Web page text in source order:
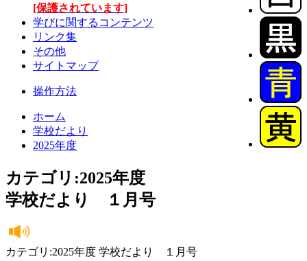
[保護されています]
学びに関するコンテンツ
リンク集
その他
サイトマップ
操作方法
ホーム
学校だより
2025年度
カテゴリ:2025年度
学校だより １月号
カテゴリ:2025年度 学校だより １月号